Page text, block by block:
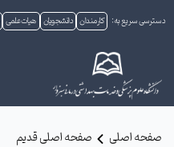
دسترسی سریع به: کارمندان دانشجویان هیات علمی
صفحه اصلی
صفحه اصلی قدیم